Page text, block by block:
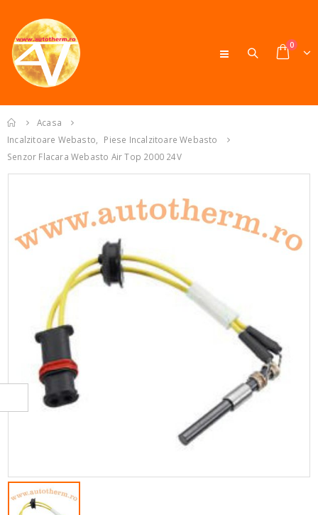
0
Acasa
Incalzitoare Webasto
Piese Incalzitoare Webasto
Senzor Flacara Webasto Air Top 2000 24V